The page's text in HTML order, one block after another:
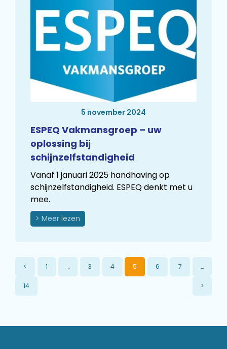
ESPEQ Vakmansgroep – uw
oplossing bij
schijnzelfstandigheid
5 november 2024
Vanaf 1 januari 2025 handhaving op
schijnzelfstandigheid. ESPEQ denkt met u
mee.
> Meer lezen
< 1 … 3 4 5 6 7 …
14 >